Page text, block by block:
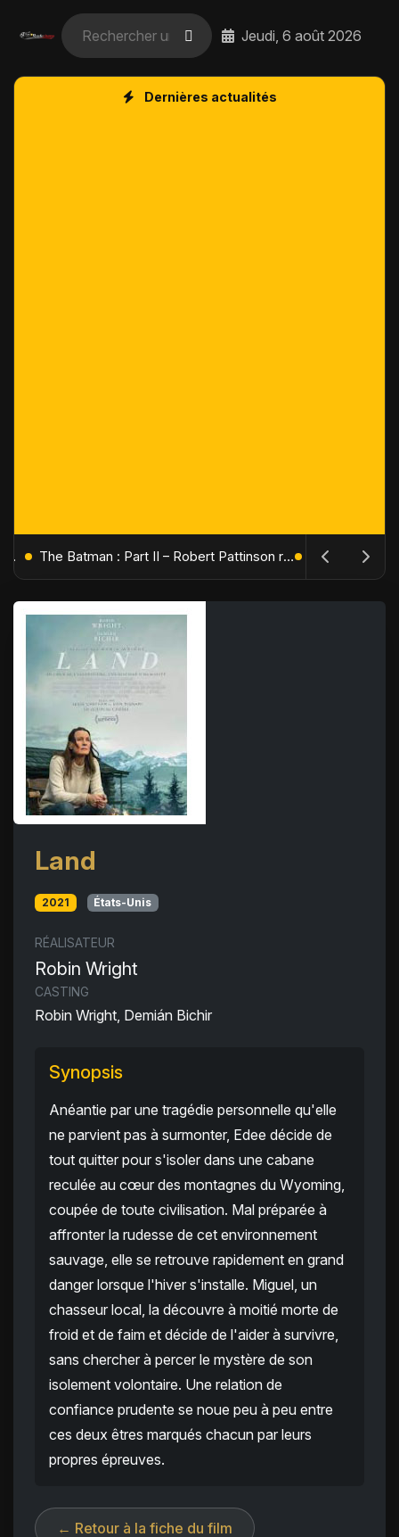
Jeudi, 6 août 2026
Dernières actualités
L'Âge de Glace : Le Réveil du Volcan – Manny, Sid et Diego de retour pour une aventure explosive The Batman : Part II – Robert Pattinson replonge dans les ténèbres de Gotham dès octobre 2027
Land
2021 États-Unis
RÉALISATEUR
Robin Wright
CASTING
Robin Wright, Demián Bichir
Synopsis
Anéantie par une tragédie personnelle qu'elle
ne parvient pas à surmonter, Edee décide de
tout quitter pour s'isoler dans une cabane
reculée au cœur des montagnes du Wyoming,
coupée de toute civilisation. Mal préparée à
affronter la rudesse de cet environnement
sauvage, elle se retrouve rapidement en grand
danger lorsque l'hiver s'installe. Miguel, un
chasseur local, la découvre à moitié morte de
froid et de faim et décide de l'aider à survivre,
sans chercher à percer le mystère de son
isolement volontaire. Une relation de
confiance prudente se noue peu à peu entre
ces deux êtres marqués chacun par leurs
propres épreuves.
← Retour à la fiche du film